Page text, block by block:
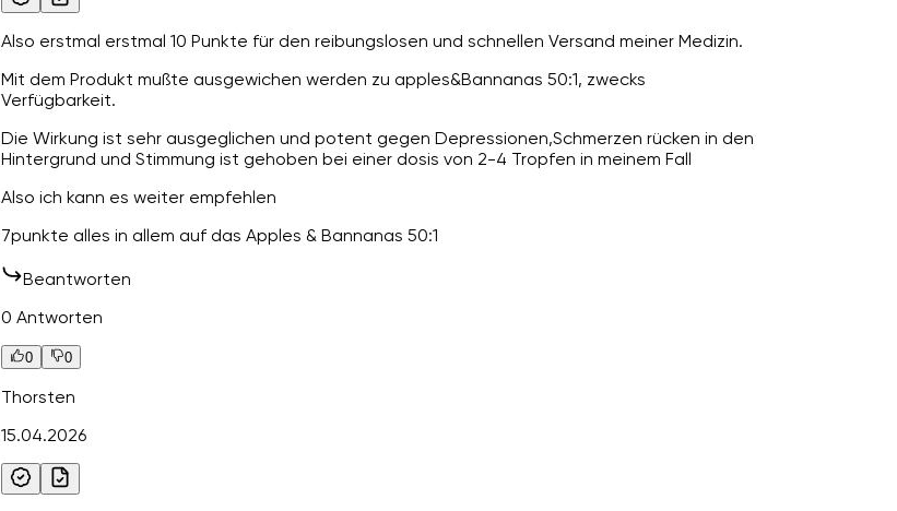
Also erstmal erstmal 10 Punkte für den reibungslosen und schnellen Versand meiner Medizin.
Mit dem Produkt mußte ausgewichen werden zu apples&Bannanas 50:1, zwecks
Verfügbarkeit.
Die Wirkung ist sehr ausgeglichen und potent gegen Depressionen,Schmerzen rücken in den
Hintergrund und Stimmung ist gehoben bei einer dosis von 2-4 Tropfen in meinem Fall
Also ich kann es weiter empfehlen
7punkte alles in allem auf das Apples & Bannanas 50:1
Beantworten
0 Antworten
0 0
Thorsten
15.04.2026